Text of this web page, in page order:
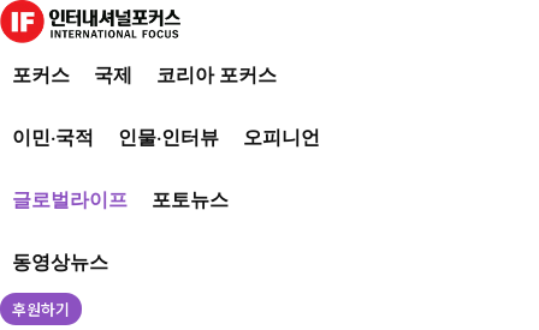
포커스 국제 코리아 포커스
이민·국적 인물·인터뷰 오피니언
글로벌라이프 포토뉴스
동영상뉴스
후원하기